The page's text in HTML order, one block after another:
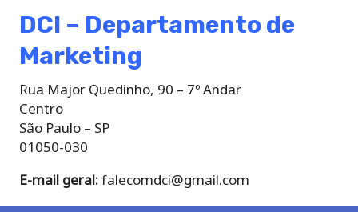
DCI – Departamento de
Marketing
Rua Major Quedinho, 90 – 7º Andar
Centro
São Paulo – SP
01050-030
E-mail geral:falecomdci@gmail.com